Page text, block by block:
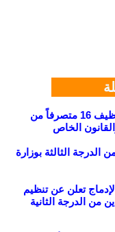
وزارة التجهيز والماء تعلن عن مباراة لتوظيف 16 متصرفاً من
الخاص
(16) متصرفا من الدرجة الثالثة بوزارة
تعلن عن تنظيم
الدرجة الثانية